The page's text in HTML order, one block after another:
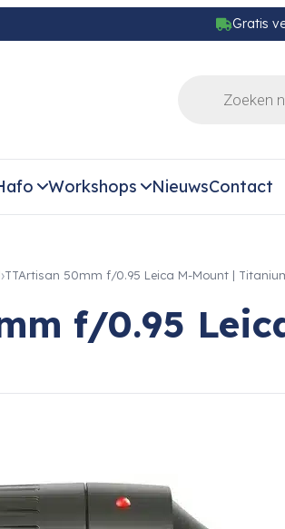
Gratis
Workshops NieuwsContact
TTArtisan 50mm f/0.95 Leica M-Mount |
f/0.95